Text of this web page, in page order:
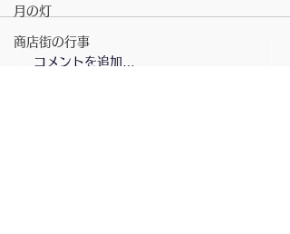
月の灯
商店街の行事
2026/07/23〜月の灯
コメントを追加…